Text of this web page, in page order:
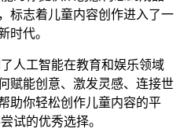
标志着儿童内容创作进入了一
时代。
人工智能在教育和娱乐领域
赋能创意、激发灵感、连接世
助你轻松创作儿童内容的平
试的优秀选择。